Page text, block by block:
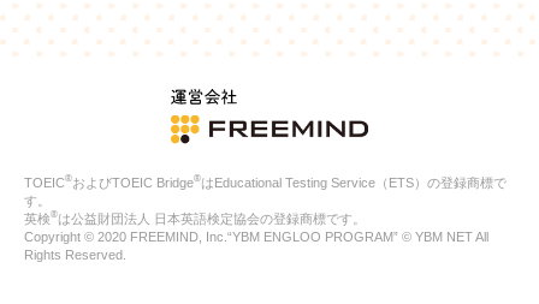
4.
個人情報の第三者への提供
当社は、次の場合を除き、ご本人の同意なしに個人情報を第三者
に提供することはありません。
ご本人の同意がある場合
法令に基づく場合
人の生命、身体または財産の保護のために必要がある場合であ
公衆衛生の向上または児童の健全な育成の推進のために特に必
合
特定した利用目的の達成に必要な範囲内において、個人情報の
TOEIC®およびTOEIC Bridge®はEducational Testing Service（ETS）の登録商標で
す。
英検®は公益財団法人 日本英語検定協会の登録商標です。
Copyright © 2020 FREEMIND, Inc.“YBM ENGLOO PROGRAM” © YBM NET All
Rights Reserved.